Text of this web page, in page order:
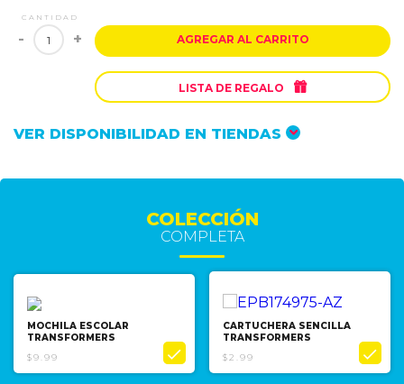
CANTIDAD
- + AGREGAR AL CARRITO
LISTA DE REGALO 
VER DISPONIBILIDAD EN TIENDAS
MOCHILA ESCOLAR
TRANSFORMERS
$9.99

CARTUCHERA SENCILLA
TRANSFORMERS
$2.99

COLECCIÓN
COMPLETA